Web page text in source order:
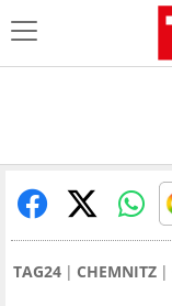
TAG24 CHEMNITZ